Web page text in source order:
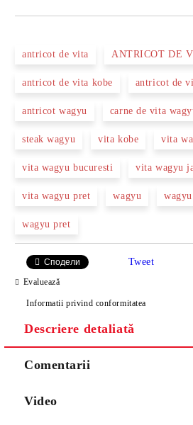
antricot de vita ANTRICOT DE
antricot de vita kobe antricot de
antricot wagyu carne de vita
steak wagyu vita kobe vita
vita wagyu bucuresti vita wagyu
vita wagyu pret wagyu
wagyu pret
Сподели Tweet
Evaluează
Informatii privind conformitatea
Descriere detaliată
Comentarii
Video